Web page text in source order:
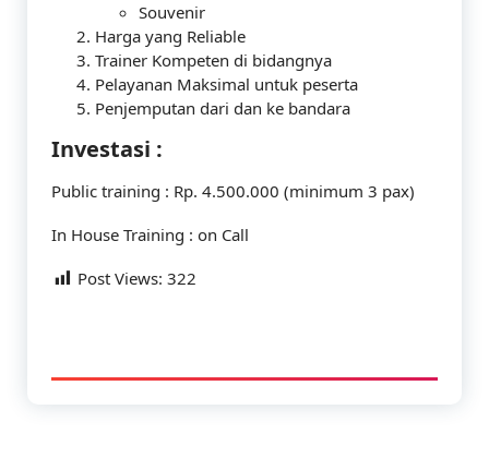
Souvenir
Harga yang Reliable
Trainer Kompeten di bidangnya
Pelayanan Maksimal untuk peserta
Penjemputan dari dan ke bandara
Investasi :
Public training : Rp. 4.500.000 (minimum 3 pax)
In House Training : on Call
Post Views: 322